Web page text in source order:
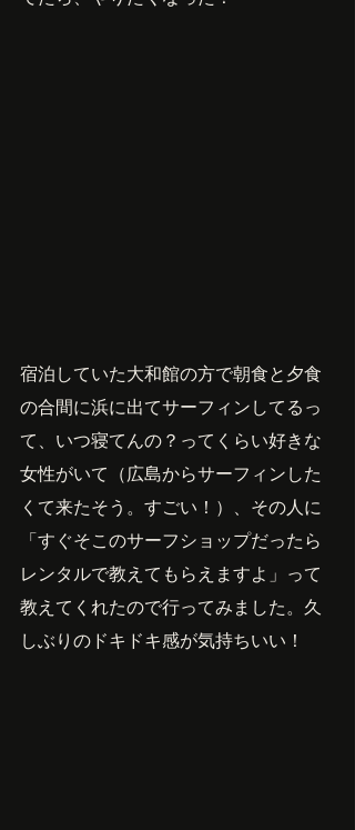
宿泊していた大和館の方で朝食と夕食
の合間に浜に出てサーフィンしてるっ
て、いつ寝てんの？ってくらい好きな
女性がいて（広島からサーフィンした
くて来たそう。すごい！）、その人に
「すぐそこのサーフショップだったら
レンタルで教えてもらえますよ」って
教えてくれたので行ってみました。久
しぶりのドキドキ感が気持ちいい！